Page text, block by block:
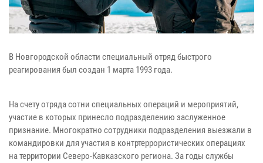
В Новгородской области специальный отряд быстрого
реагирования был создан 1 марта 1993 года.
На счету отряда сотни специальных операций и мероприятий,
участие в которых принесло подразделению заслуженное
признание. Многократно сотрудники подразделения выезжали в
командировки для участия в контртеррористических операциях
на территории Северо-Кавказского региона. За годы службы